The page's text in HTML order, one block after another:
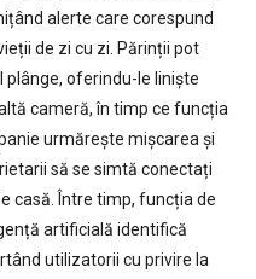
alerte care corespund
de zi cu zi. Părinții pot
plânge, oferindu-le liniște
cameră, în timp ce funcția
urmărește mișcarea și
să se simtă conectați
casă. Între timp, funcția de
artificială identifică
utilizatorii cu privire la